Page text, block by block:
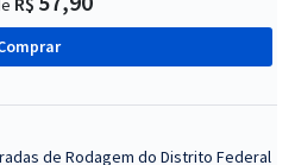
de Rodagem do Distrito Federal